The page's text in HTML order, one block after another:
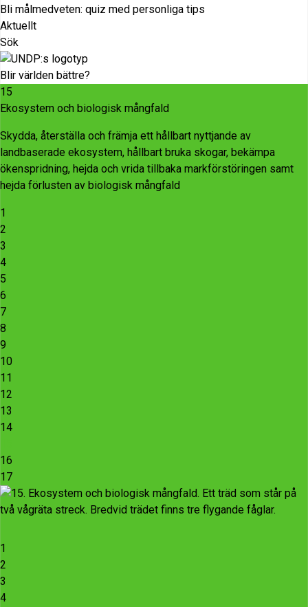
Bli målmedveten: quiz med personliga tips
Aktuellt
Sök
Blir världen bättre?
15
Ekosystem och biologisk mångfald
Skydda, återställa och främja ett hållbart nyttjande av
landbaserade ekosystem, hållbart bruka skogar, bekämpa
ökenspridning, hejda och vrida tillbaka markförstöringen samt
hejda förlusten av biologisk mångfald
1
2
3
4
5
6
7
8
9
10
11
12
13
14
16
17
1
2
3
4